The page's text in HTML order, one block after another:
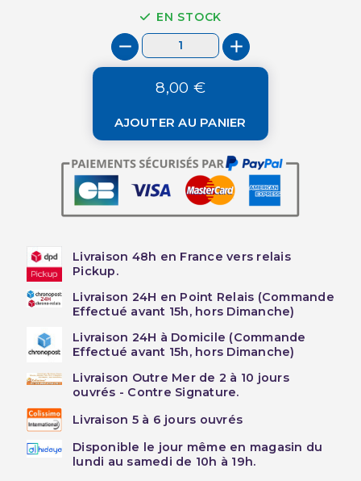
EN STOCK
8,00 €
AJOUTER AU PANIER
Livraison 48h en France vers relais
Pickup.
Livraison 24H en Point Relais (Commande
Effectué avant 15h, hors Dimanche)
Livraison 24H à Domicile (Commande
Effectué avant 15h, hors Dimanche)
Livraison Outre Mer de 2 à 10 jours
ouvrés - Contre Signature.
Livraison 5 à 6 jours ouvrés
Disponible le jour même en magasin du
lundi au samedi de 10h à 19h.